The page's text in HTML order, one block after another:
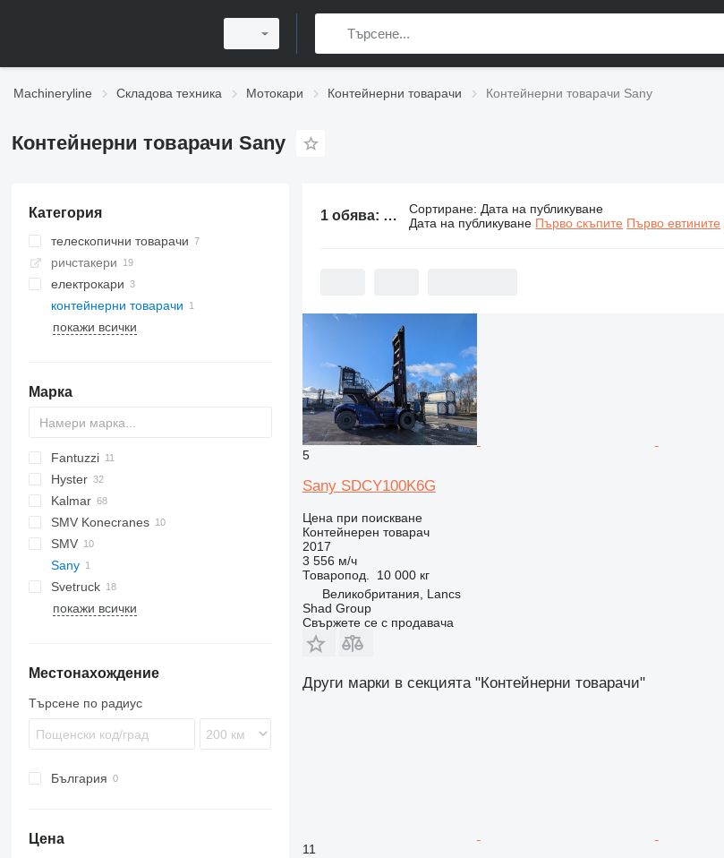
Machineryline Складова техника Мотокари Контейнерни товарачи Контейнерни товарачи Sany
Контейнерни товарачи Sany
Категория
телескопични товарачи
ричстакери
електрокари
контейнерни товарачи
покажи всички
Марка
V-series
EFL
Fantuzzi
FDC
FD
Hyster
H-series
Kalmar
DCD
DCE
DCF
DCG
DRF
FD
SMV
H-series
TH
MT
FB
FD
SMV Konecranes
SMV
Sany
SDCY
Svetruck
1460
30120
42120
45120
FD
THDC
GDP
покажи всички
Местонахождение
Търсене по радиус
България
Цена
1 обява:
Контейнерни товарачи Sany
Сортиране: Дата на публикуване
Дата на публикуване Първо скъпите Първо евтините
5
Sany SDCY100K6G
Цена при поискване
Контейнерен товарач
2017
3 556 м/ч
Товаропод.
10 000 кг
Великобритания, Lancs
Shad Group
Свържете се с продавача
Други марки в секцията "Контейнерни товарачи"
11